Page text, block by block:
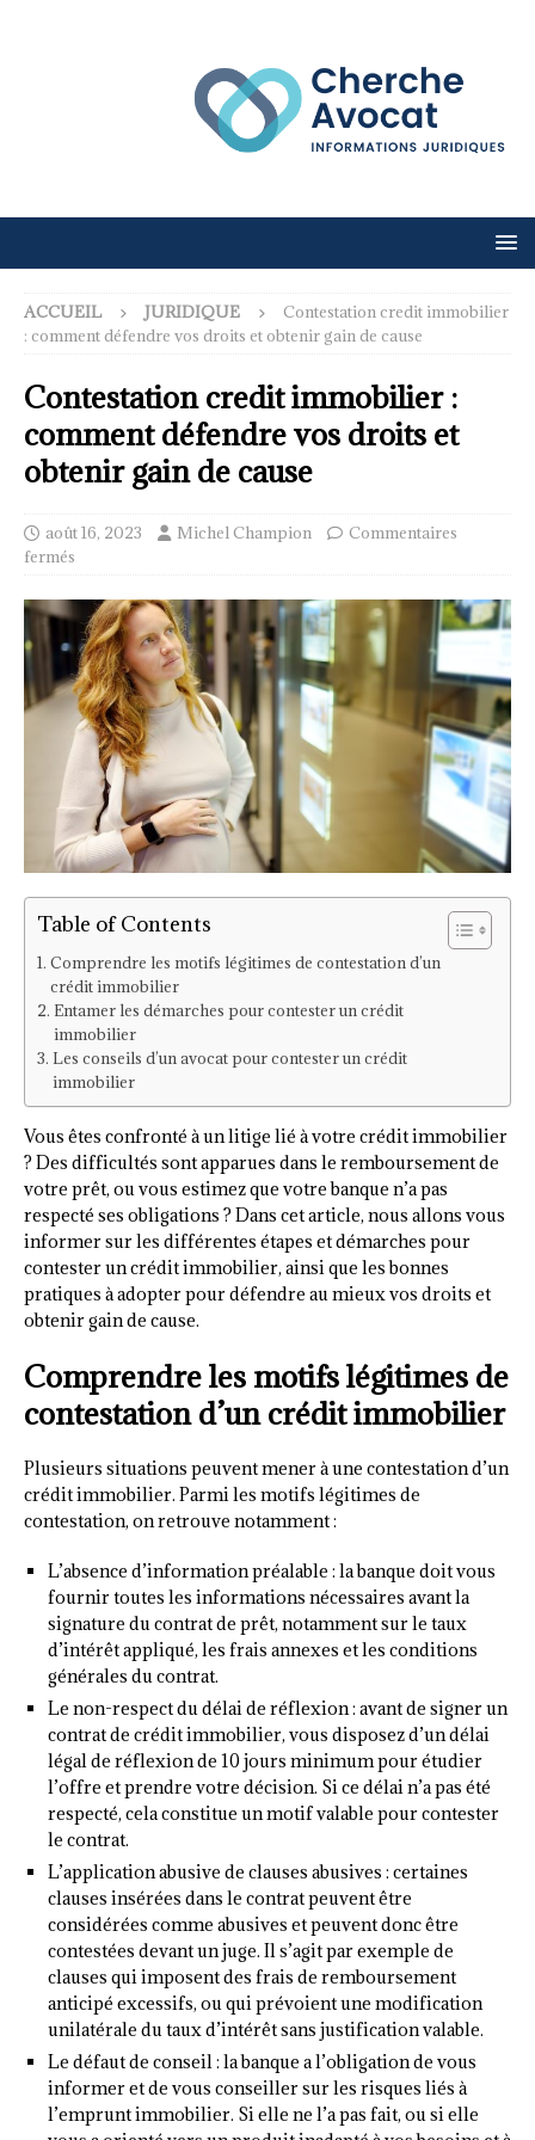
ACCUEIL JURIDIQUE
Contestation credit immobilier
: comment défendre vos droits et obtenir gain de cause
Contestation credit immobilier :
comment défendre vos droits et
obtenir gain de cause
août 16, 2023 Michel Champion
Commentaires
fermés
Table of Contents
Comprendre les motifs légitimes de contestation d’un
crédit immobilier
Entamer les démarches pour contester un crédit
immobilier
Les conseils d’un avocat pour contester un crédit
immobilier
Vous êtes confronté à un litige lié à votre crédit immobilier
? Des difficultés sont apparues dans le remboursement de
votre prêt, ou vous estimez que votre banque n’a pas
respecté ses obligations ? Dans cet article, nous allons vous
informer sur les différentes étapes et démarches pour
contester un crédit immobilier, ainsi que les bonnes
pratiques à adopter pour défendre au mieux vos droits et
obtenir gain de cause.
Comprendre les motifs légitimes de
contestation d’un crédit immobilier
Plusieurs situations peuvent mener à une contestation d’un
crédit immobilier. Parmi les motifs légitimes de
contestation, on retrouve notamment :
L’absence d’information préalable : la banque doit vous
fournir toutes les informations nécessaires avant la
signature du contrat de prêt, notamment sur le taux
d’intérêt appliqué, les frais annexes et les conditions
générales du contrat.
Le non-respect du délai de réflexion : avant de signer un
contrat de crédit immobilier, vous disposez d’un délai
légal de réflexion de 10 jours minimum pour étudier
l’offre et prendre votre décision. Si ce délai n’a pas été
respecté, cela constitue un motif valable pour contester
le contrat.
L’application abusive de clauses abusives : certaines
clauses insérées dans le contrat peuvent être
considérées comme abusives et peuvent donc être
contestées devant un juge. Il s’agit par exemple de
clauses qui imposent des frais de remboursement
anticipé excessifs, ou qui prévoient une modification
unilatérale du taux d’intérêt sans justification valable.
Le défaut de conseil : la banque a l’obligation de vous
informer et de vous conseiller sur les risques liés à
l’emprunt immobilier. Si elle ne l’a pas fait, ou si elle